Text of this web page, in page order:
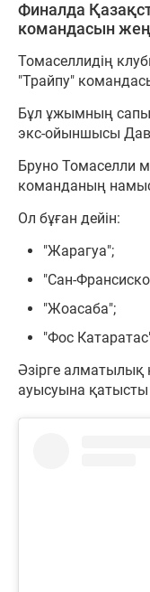
Финалда
командасын
Томаселлидің
"Трайпу"
Бұл ұжымның
экс-ойыншысы
Бруно Томаселли
команданың
Ол бұған дейін:
"Жарагуа";
"Сан-
"Жоасаба";
"Фос
Әзірге алматылық
ауысуына